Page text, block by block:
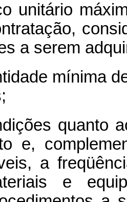
unitário
a serem
mínima
quanto
e,
a
e